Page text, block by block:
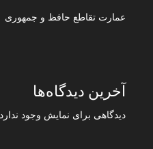
عمارت تقاطع حافظ و جمهوری
آخرین دیدگاه‌ها
دیدگاهی برای نمایش وجود ندارد.